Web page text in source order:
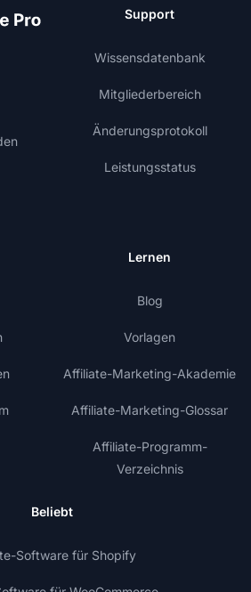
Support
Wissensdatenbank
Mitgliederbereich
Änderungsprotokoll
Leistungsstatus
Lernen
Blog
Vorlagen
Affiliate-Marketing-Akademie
Affiliate-Marketing-Glossar
Affiliate-Programm-
Verzeichnis
Beliebt
Software für Shopify